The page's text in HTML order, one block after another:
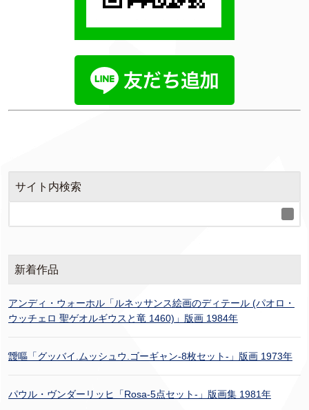
サイト内検索
新着作品
アンディ・ウォーホル「ルネッサンス絵画のディテール (パオロ・
ウッチェロ 聖ゲオルギウスと竜 1460)」版画 1984年
靉嘔「グッバイ.ムッシュウ.ゴーギャン-8枚セット-」版画 1973年
パウル・ヴンダーリッヒ「Rosa-5点セット-」版画集 1981年